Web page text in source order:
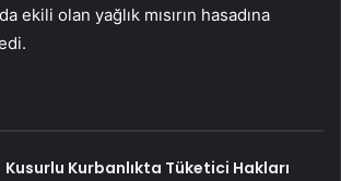
ekili olan yağlık mısırın hasadına
Kusurlu Kurbanlıkta Tüketici Hakları